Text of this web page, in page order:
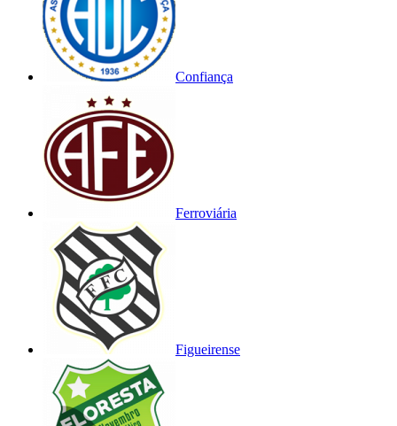
Confiança
Ferroviária
Figueirense